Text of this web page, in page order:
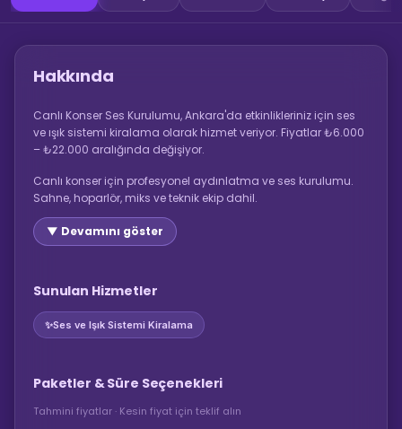
Hakkında
Canlı Konser Ses Kurulumu, Ankara'da etkinlikleriniz için ses
ve ışık sistemi kiralama olarak hizmet veriyor. Fiyatlar ₺6.000
– ₺22.000 aralığında değişiyor.
Canlı konser için profesyonel aydınlatma ve ses kurulumu.
Sahne, hoparlör, miks ve teknik ekip dahil.
▼ Devamını göster
Sunulan Hizmetler
✨Ses ve Işık Sistemi Kiralama
Paketler & Süre Seçenekleri
Tahmini fiyatlar · Kesin fiyat için teklif alın